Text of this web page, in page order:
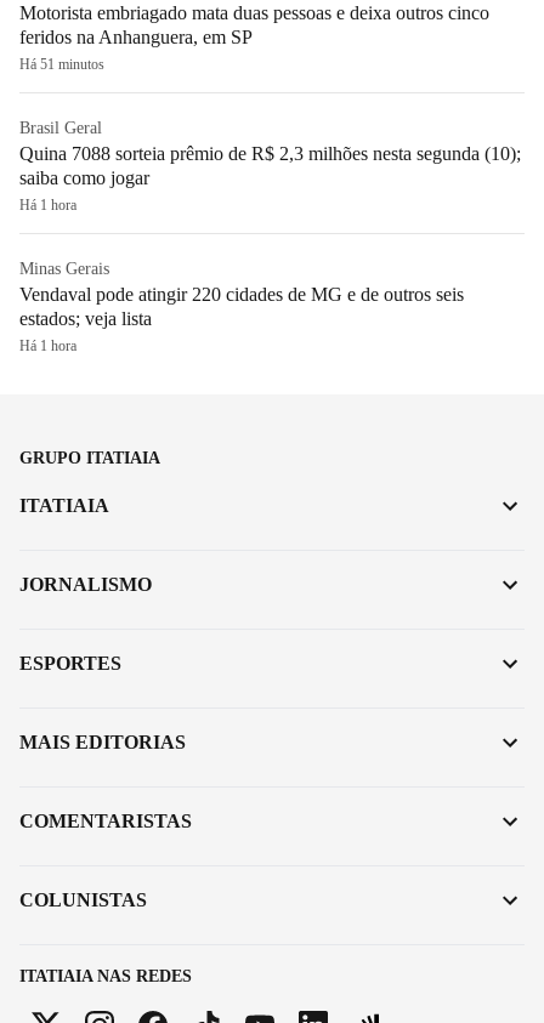
Motorista embriagado mata duas pessoas e deixa outros cinco
feridos na Anhanguera, em SP
Há 51 minutos
Brasil Geral
Quina 7088 sorteia prêmio de R$ 2,3 milhões nesta segunda (10);
saiba como jogar
Há 1 hora
Minas Gerais
Vendaval pode atingir 220 cidades de MG e de outros seis
estados; veja lista
Há 1 hora
GRUPO ITATIAIA
ITATIAIA NAS REDES
ITATIAIA
JORNALISMO
ESPORTES
MAIS EDITORIAS
COMENTARISTAS
COLUNISTAS